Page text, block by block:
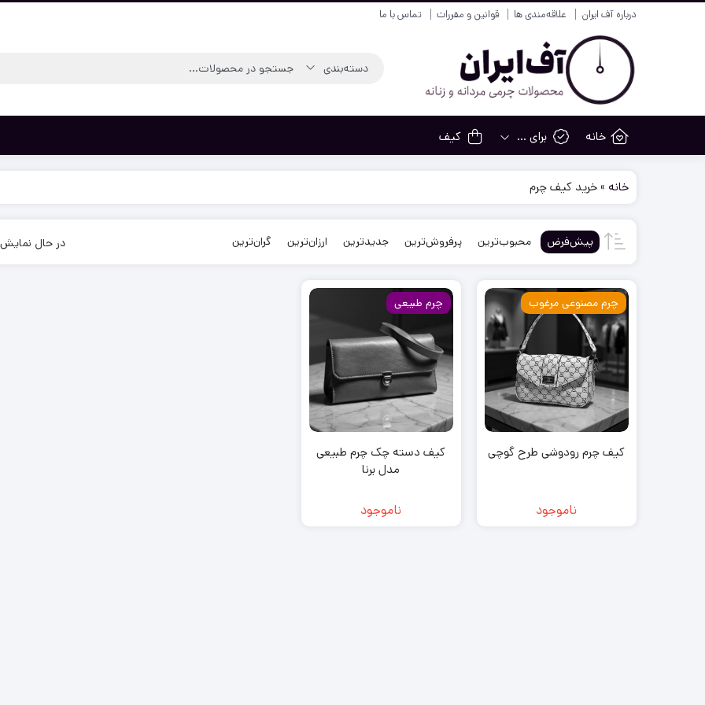
درباره آف ایران علاقه‌مندی ها قوانین و مقررات تماس با ما
خانه برای … کیف
خانه »خرید کیف چرم
پیش‌فرض محبوب‌ترین پرفروش‌ترین جدیدترین ارزان‌ترین گران‌ترین در حال نمایش 2
چرم مصنوعی مرغوب
کیف چرم رودوشی طرح گوچی
ناموجود
چرم طبیعی
کیف دسته چک چرم طبیعی
مدل برنا
ناموجود